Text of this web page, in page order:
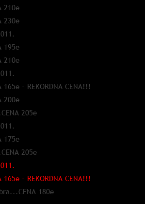
210e
230e
195e
210e
- REKORDNA CENA!!!
200e
205e
175e
205e
- REKORDNA CENA!!!
180e